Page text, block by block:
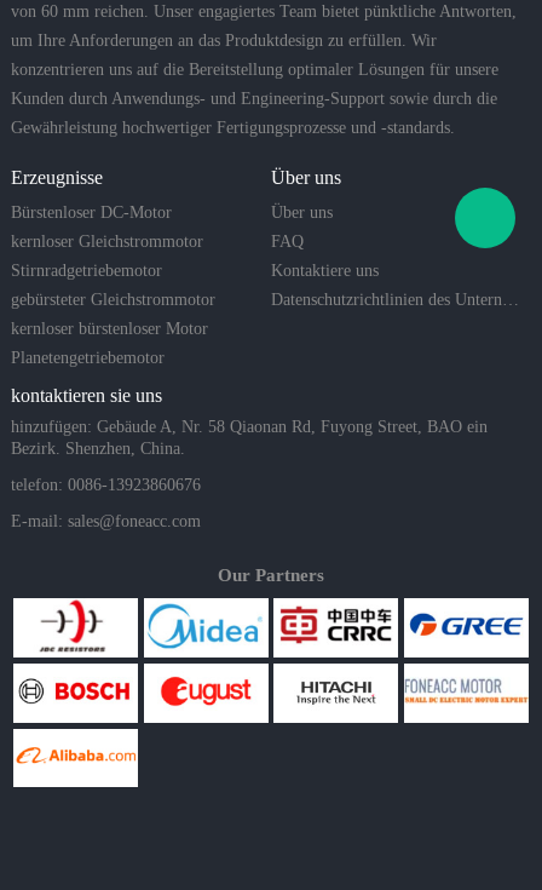
von 60 mm reichen. Unser engagiertes Team bietet pünktliche Antworten,
um Ihre Anforderungen an das Produktdesign zu erfüllen. Wir
konzentrieren uns auf die Bereitstellung optimaler Lösungen für unsere
Kunden durch Anwendungs- und Engineering-Support sowie durch die
Gewährleistung hochwertiger Fertigungsprozesse und -standards.
Erzeugnisse
Bürstenloser DC-Motor
kernloser Gleichstrommotor
Stirnradgetriebemotor
gebürsteter Gleichstrommotor
kernloser bürstenloser Motor
Planetengetriebemotor
Über uns
Über uns
FAQ
Kontaktiere uns
Datenschutzrichtlinien des Unternehmens
kontaktieren sie uns
hinzufügen: Gebäude A, Nr. 58 Qiaonan Rd, Fuyong Street, BAO ein
Bezirk. Shenzhen, China.
telefon: 0086-13923860676
E-mail: sales@foneacc.com
Our Partners